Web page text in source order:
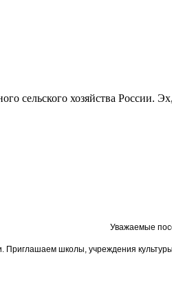
сельского хозяйства России.
Уважаемые
Приглашаем школы, учреждения